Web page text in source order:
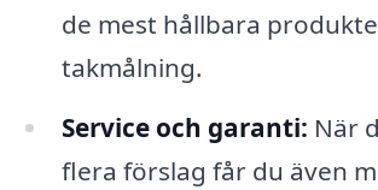
de mest hållbara
takmålning.
Service och garanti: När
flera förslag får du även